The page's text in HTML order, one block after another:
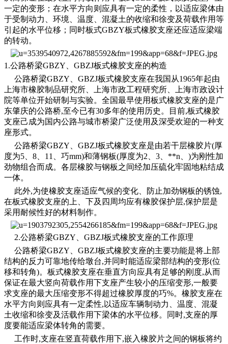
一定的变形；在水平方向则应具有一定的柔性，以适应梁体由
于受制动力、环境、温度、混凝土的收缩和徐变及荷载作用等
引起的水平位移；同时板式GBZY板式橡胶支座还应适应梁端
的转动。
1.公路桥梁GBZY、GBZJ板式橡胶支座的构造
公路桥梁GBZY、GBZJ板式橡胶支座在我国从1965年起由
上海市橡胶制品研究所、上海市政工程研究所、上海市政设计
院等单位开始研制与实验。全国最早使用板式橡胶支座的是广
东肇庆的公路桥,至今已有30多年的使用历史。目前,板式橡胶
支座己成为国内公路与城市桥梁广泛使用及深受欢迎的一种支
座形式。
公路桥梁GBZY、GBZJ板式橡胶支座是由若干层橡胶片(厚
度为5、8、11、巧mm)和薄钢板(厚度为2、3、**n、)为刚性加
劲物组合而成。各层橡胶与钢板之间经加压硫化牢固地粘结成
一体。
此外,为使橡胶支座适应气候的变化、防止加劲钢板的锈蚀,
在板式橡胶支座的上、下及四周均应有橡胶保护层,保护层是
采用耐候性好的材料制作。
2.公路桥梁GBZY、GBZJ板式橡胶支座的工作原理
公路桥梁GBZY、GBZJ板式橡胶支座的主要功能是将上部
结构的反力可靠地传给墩台,并同时能适应梁部结构的变形(位
移和转角)。板式橡胶支座在垂直方向应具有足够的刚度,从而
保证在最大竖向荷载作用下支座产生较小的压缩变形,一般要
求支座的最大压缩变形不得超过橡胶厚度的巧%。橡胶支座在
水平方向则应具有一定柔性,以适应车辆制动力、温度、混凝
土收缩和徐变及活载作用下梁体的水平位移。同时,支座的厚
度要能适应梁体转角的需要。
工作时,支座在竖直荷载作用下,嵌入橡胶片之间的钢板将约